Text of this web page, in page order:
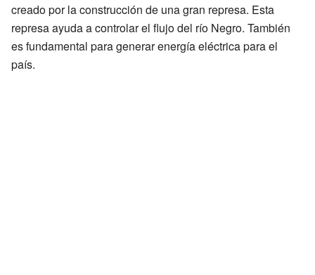
creado por la construcción de una gran represa. Esta
represa ayuda a controlar el flujo del río Negro. También
es fundamental para generar energía eléctrica para el
país.